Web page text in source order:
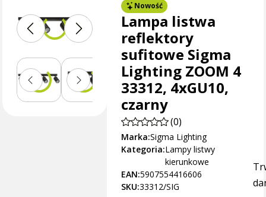
Nowość
Lampa listwa
reflektory
sufitowe Sigma
Lighting ZOOM 4
33312, 4xGU10,
czarny
(0)
Marka:Sigma Lighting
Kategoria:Lampy listwy
kierunkowe
EAN:5907554416606
SKU:33312/SIG